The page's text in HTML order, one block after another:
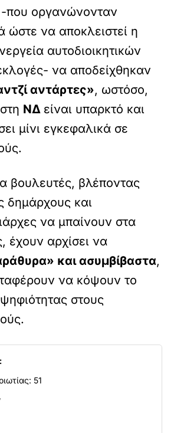
-που οργανώνονταν
ώστε να αποκλειστεί η
αυτοδιοικητικών
να αποδείχθηκαν
αντάρτες», ωστόσο,
ΝΔ είναι υπαρκτό και
μίνι εγκεφαλικά σε
βουλευτές, βλέποντας
δημάρχους και
να μπαίνουν στα
έχουν αρχίσει να
και ασυμβίβαστα,
να κόψουν το
στους
51